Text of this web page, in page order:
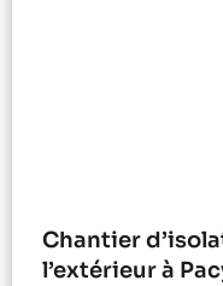
Chantier
l’extérieur à